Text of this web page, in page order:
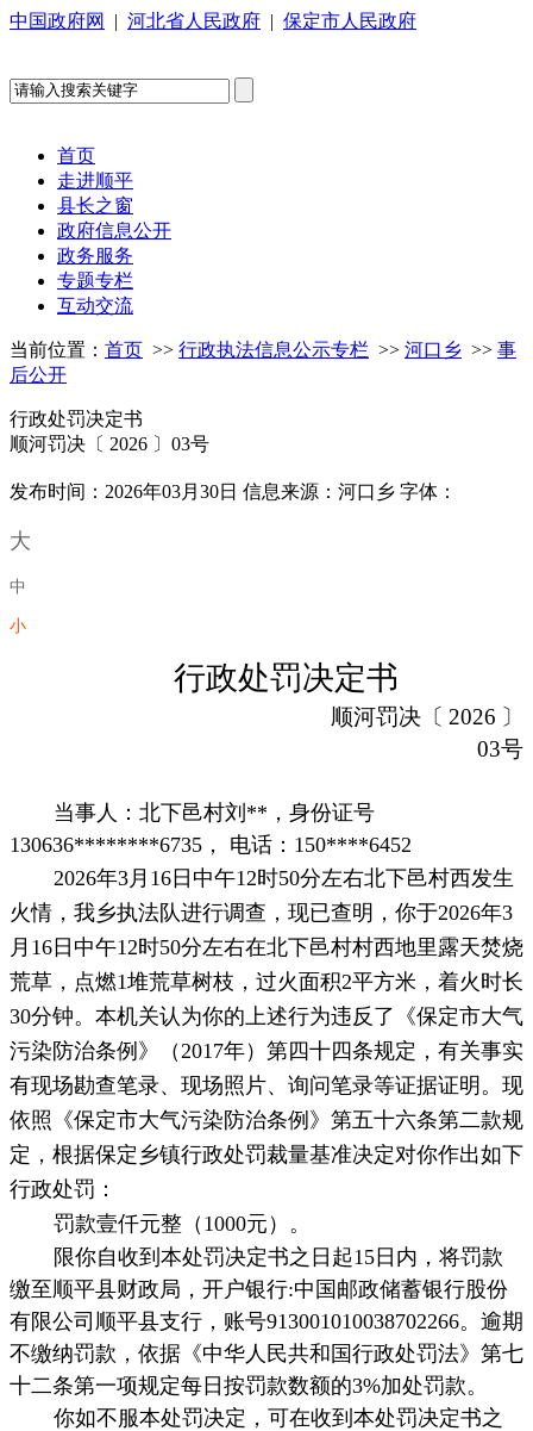
中国政府网 | 河北省人民政府 | 保定市人民政府
首页
走进顺平
县长之窗
政府信息公开
政务服务
专题专栏
互动交流
当前位置： 首页 >> 行政执法信息公示专栏 >> 河口乡 >> 事
后公开
行政处罚决定书
顺河罚决〔 2026 〕03号
发布时间：2026年03月30日 信息来源：河口乡 字体：
大
中
小
行政处罚决定书
顺河罚决 〔 2026 〕
03号
当事人：北下邑村刘**，身份证号
130636********6735 ， 电话： 150****6452
2026年3 月 16日 中午12时50分左右北下邑村西发生
火情，我乡执法队进行调查， 现已查明，你于2026年3
月16日中午12时50分左右在北下邑村村西地里露天焚烧
荒草，点燃1堆荒草树枝，过火面积2平方米，着火时长
30分钟。 本机关认为你的上述行为违反了 《保定市大气
污染防治条例》（2017年）第四十四条规定， 有关事实
有现场勘查笔录、现场照片、询问笔录等证据证明 。现
依照 《保定市大气污染防治条例》第五十六条第二款规
定，根据保定乡镇行政处罚裁量基准决定对你作出如下
行政处罚：
罚款壹仟元整（1000元）。
限你自收到本处罚决定书之日起15日内，将罚款
缴至顺平县财政局，开户银行:中国邮政储蓄银行股份
有限公司顺平县支行， 账号913001010038702266。逾期
不缴纳罚款，依据《中华人民共和国行政处罚法》第七
十二条第一项规定每日按罚款数额的3%加处罚款。
你如不服本处罚决定，可在收到本处罚决定书之